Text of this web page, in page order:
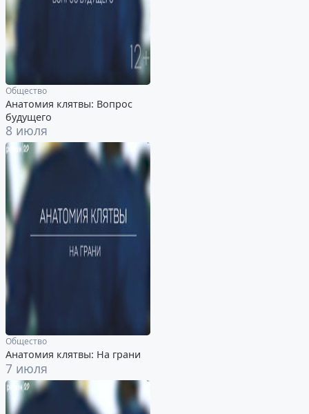
Общество
Анатомия клятвы: Вопрос
будущего
8 июля
Общество
Анатомия клятвы: На грани
7 июля